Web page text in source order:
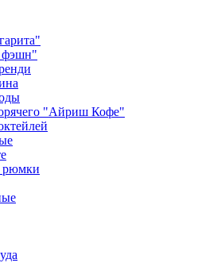
фэшн"
"Айриш Кофе"
рюмки